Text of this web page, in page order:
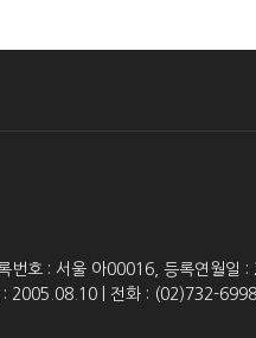
번호 : 서울 아00016, 등록연월일
: 2005.08.10 | 전화 : (02)732-